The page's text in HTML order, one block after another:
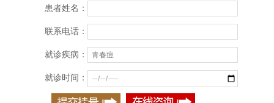
患者姓名：
联系电话：
就诊疾病：
就诊时间：